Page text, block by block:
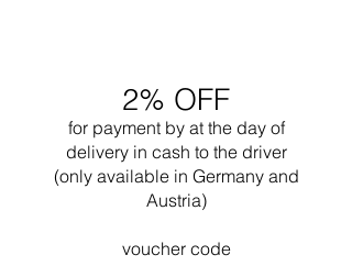
includeva la progettazione di tutti gli edifici
pubblici per questa città. Nel 1965 morì
mentre nuotava vicino al suo Cabanon a Saint
Martin (il sud della Francia).
2% OFF
for payment by at the day of
delivery in cash to the driver
(only available in Germany and
Austria)
voucher code